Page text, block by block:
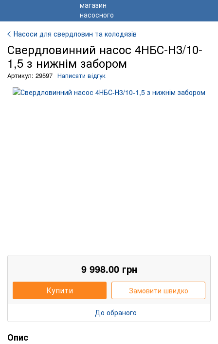
Насоси для свердловин та колодязів
Свердловинний насос 4НБС-Н3/10-
1,5 з нижнім забором
Артикул: 29597 Написати відгук
9 998.00грн
Купити Замовити швидко
До обраного
Опис